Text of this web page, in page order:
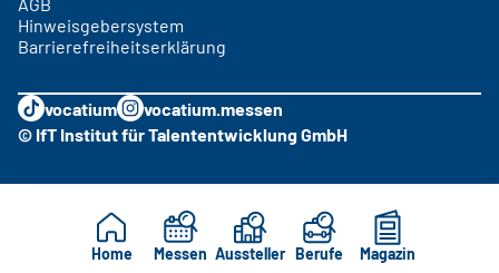
Home Messen Aussteller Berufe Magazin
Hinweisgebersystem
Barrierefreiheitserklärung
vocatium
vocatium.messen
© IfT Institut für Talententwicklung GmbH